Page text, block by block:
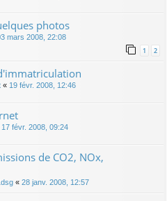
photos
mars 2008, 22:08
1 2
« 19 févr. 2008, 12:46
17 févr. 2008, 09:24
de CO2, NOx,
« 28 janv. 2008, 12:57